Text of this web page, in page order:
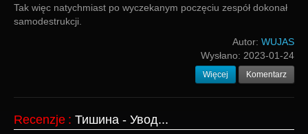
Tak więc natychmiast po wyczekanym poczęciu zespół dokonał
samodestrukcji.
Autor: WUJAS
Wysłano: 2023-01-24
Więcej Komentarz
Recenzje : Тишина - Увод...